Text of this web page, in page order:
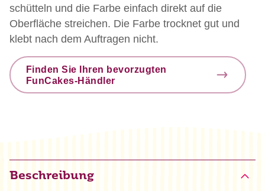
schütteln und die Farbe einfach direkt auf die
Oberfläche streichen. Die Farbe trocknet gut und
klebt nach dem Auftragen nicht.
Finden Sie Ihren bevorzugten
FunCakes-Händler
Beschreibung